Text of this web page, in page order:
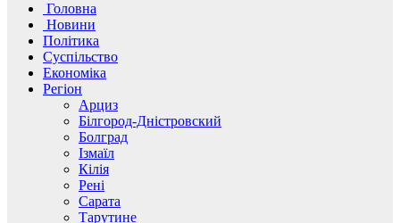
Головна
Новини
Політика
Суспільство
Економіка
Регіон
Арциз
Білгород-Дністровский
Болград
Ізмаїл
Кілія
Рені
Сарата
Тарутине